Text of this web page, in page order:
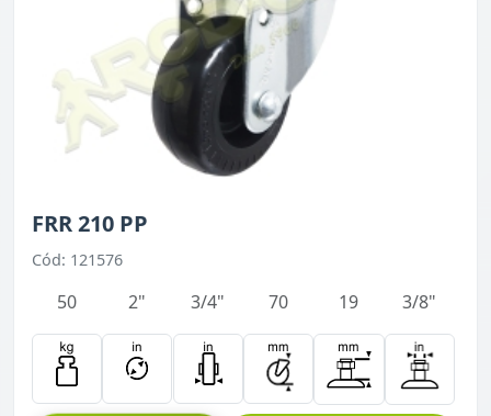
FRR 210 PP
Cód: 121576
50 2" 3/4" 70 19 3/8"